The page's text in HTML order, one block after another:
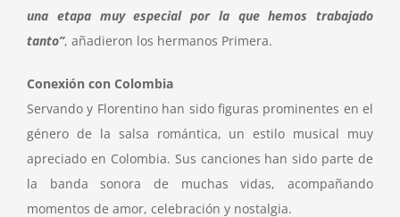
una etapa muy especial por la que hemos trabajado
tanto”, añadieron los hermanos Primera.
Conexión con Colombia
Servando y Florentino han sido figuras prominentes en el
género de la salsa romántica, un estilo musical muy
apreciado en Colombia. Sus canciones han sido parte de
la banda sonora de muchas vidas, acompañando
momentos de amor, celebración y nostalgia.